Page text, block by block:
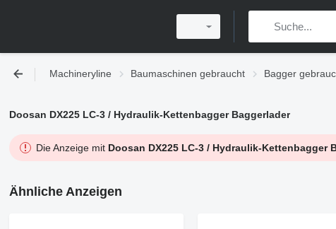
Machineryline Baumaschinen gebraucht Bagger
Doosan DX225 LC-3 / Hydraulik-Kettenbagger Baggerlader
Die Anzeige mit Doosan DX225 LC-3 / Hydraulik-Kettenbagger
Ähnliche Anzeigen